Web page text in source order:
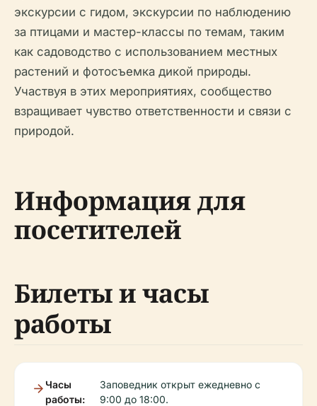
экскурсии с гидом, экскурсии по наблюдению
за птицами и мастер-классы по темам, таким
как садоводство с использованием местных
растений и фотосъемка дикой природы.
Участвуя в этих мероприятиях, сообщество
взращивает чувство ответственности и связи с
природой.
Информация для
посетителей
Билеты и часы
работы
Часы
работы:
Заповедник открыт ежедневно с
9:00 до 18:00.